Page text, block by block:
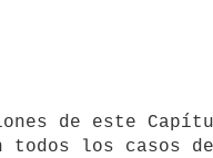
todos los casos